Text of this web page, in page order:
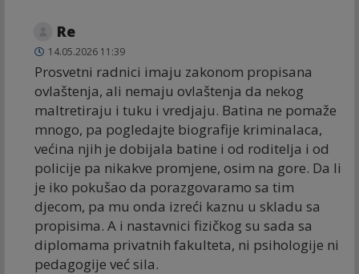
Re
14.05.2026 11:39
Prosvetni radnici imaju zakonom propisana
ovlaštenja, ali nemaju ovlaštenja da nekog
maltretiraju i tuku i vredjaju. Batina ne pomaže
mnogo, pa pogledajte biografije kriminalaca,
većina njih je dobijala batine i od roditelja i od
policije pa nikakve promjene, osim na gore. Da li
je iko pokušao da porazgovaramo sa tim
djecom, pa mu onda izreći kaznu u skladu sa
propisima. A i nastavnici fizičkog su sada sa
diplomama privatnih fakulteta, ni psihologije ni
pedagogije već sila.